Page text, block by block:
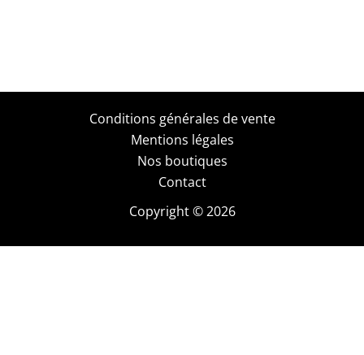
Conditions générales de vente
Mentions légales
Nos boutiques
Contact
Copyright © 2026